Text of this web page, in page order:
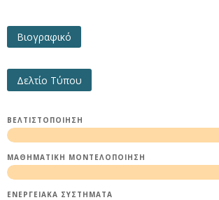
Βιογραφικό
Δελτίο Τύπου
ΒΕΛΤΙΣΤΟΠΟΊΗΣΗ
ΜΑΘΗΜΑΤΙΚΉ ΜΟΝΤΕΛΟΠΟΊΗΣΗ
ΕΝΕΡΓΕΙΑΚΆ ΣΥΣΤΉΜΑΤΑ